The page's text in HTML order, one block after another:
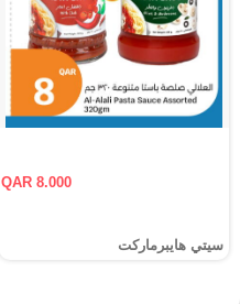
QAR 8.000
سيتي هايبرماركت